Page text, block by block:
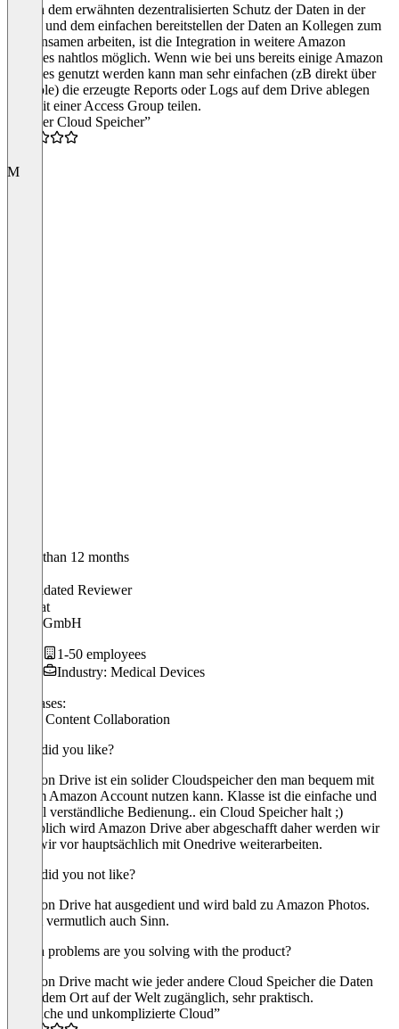
Neben dem erwähnten dezentralisierten Schutz der Daten in der
Cloud und dem einfachen bereitstellen der Daten an Kollegen zum
gemeinsamen arbeiten, ist die Integration in weitere Amazon
Services nahtlos möglich. Wenn wie bei uns bereits einige Amazon
Services genutzt werden kann man sehr einfachen (zB direkt über
Konsole) die erzeugte Reports oder Logs auf dem Drive ablegen
und mit einer Access Group teilen.
“Solider Cloud Speicher”
M
Older than 12 months
Validated Reviewer
at
praxy GmbH
1-50 employees
Industry: Medical Devices
Use cases:
Cloud Content Collaboration
What did you like?
Amazon Drive ist ein solider Cloudspeicher den man bequem mit
seinem Amazon Account nutzen kann. Klasse ist die einfache und
schnell verständliche Bedienung.. ein Cloud Speicher halt ;)
Angeblich wird Amazon Drive aber abgeschafft daher werden wir
nach wir vor hauptsächlich mit Onedrive weiterarbeiten.
What did you not like?
Amazon Drive hat ausgedient und wird bald zu Amazon Photos.
Macht vermutlich auch Sinn.
Which problems are you solving with the product?
Amazon Drive macht wie jeder andere Cloud Speicher die Daten
von jedem Ort auf der Welt zugänglich, sehr praktisch.
“Einfache und unkomplizierte Cloud”